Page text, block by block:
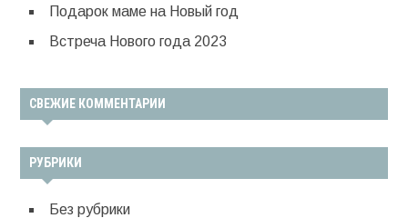
Подарок маме на Новый год
Встреча Нового года 2023
СВЕЖИЕ КОММЕНТАРИИ
РУБРИКИ
Без рубрики